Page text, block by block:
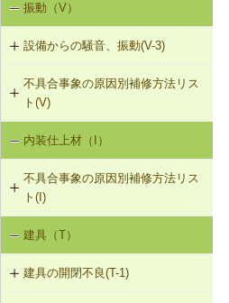
強（たる木方式）
R-1-501 仕上材の留付け直し（瓦ぶ
き）
界床に係る遮音不良（床歩行音等の
床衝撃音）（SO-1）
界床に係る遮音不良（椅子の移動音
や物の落下音等の床衝撃音）（SO-
2）
界壁に係る遮音不良（界壁からの透
過音）（SO-3）
外壁開口部に係る遮音不良（外部開
口部からの透過音）（SO-4）
振動（V）
設備からの騒音、振動(V-3)
V-3-001 換気扇・ダクト等の交換工
事
V-3-002 水栓の取付け直し
V-3-003 器具用通気弁の取付け
への交換
V-3-005 駐輪機からの音・振動の伝
不具合事象の原因別補修方法リス
ト(V)
床振動（V-1）
水平振動（V-2）
設備からの騒音、振動（V-3）
内装仕上材（I）
不具合事象の原因別補修方法リス
ト(I)
内装仕上材の汚損（I-1）
内装仕上材のひび割れ、はがれ等
（I-2）
建具（T）
建具の開閉不良(T-1)